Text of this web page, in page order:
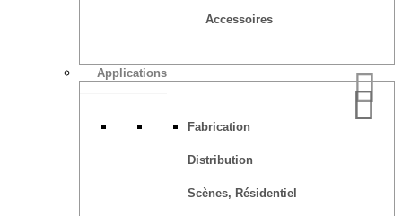
Accessoires
Applications
Fabrication
Distribution
Scènes, Résidentiel